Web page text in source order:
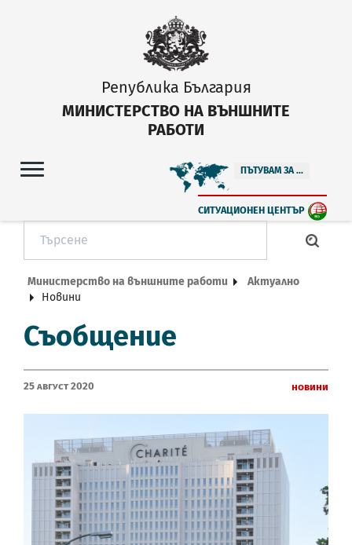
Република България
МИНИСТЕРСТВО НА ВЪНШНИТЕ
РАБОТИ
ПЪТУВАМ ЗА ...
СИТУАЦИОНЕН ЦЕНТЪР
Министерство на външните работи
Актуално
Новини
Съобщение
25 Август 2020 Новини